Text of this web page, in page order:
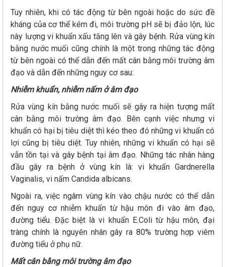
Tuy nhiên, khi có tác động từ bên ngoài hoặc do sức đề
kháng của cơ thể kém đi, môi trường pH sẽ bị đảo lộn, lúc
này lượng vi khuẩn xấu tăng lên và gây bệnh. Rửa vùng kín
bằng nước muối cũng chính là một trong những tác động
từ bên ngoài có thể dẫn đến mất cân bằng môi trường âm
đạo và dẫn đến những nguy cơ sau:
Nhiễm khuẩn, nhiễm nấm ở âm đạo
Rửa vùng kín bằng nước muối sẽ gây ra hiện tượng mất
cân bằng môi trường âm đạo. Bên cạnh việc nhưng vi
khuẩn có hại bị tiêu diệt thì kéo theo đó những vi khuẩn có
lợi cũng bị tiêu diệt. Tuy nhiên, những vi khuẩn có hại sẽ
vẫn tồn tại và gây bệnh tại âm đạo. Những tác nhân hàng
đầu gây ra bệnh ở vùng kín là: vi khuẩn Gardnerella
Vaginalis, vi nấm Candida albicans.
Ngoài ra, việc ngâm vùng kín vào chậu nước có thể dẫn
đến nguy cơ nhiễm khuẩn từ hậu môn đi vào âm đạo,
đường tiểu. Đặc biệt là vi khuẩn E.Coli từ hậu môn, đại
tràng chính là nguyên nhân gây ra 80% trường hợp viêm
đường tiểu ở phụ nữ.
Mất cân bằng môi trường âm đạo